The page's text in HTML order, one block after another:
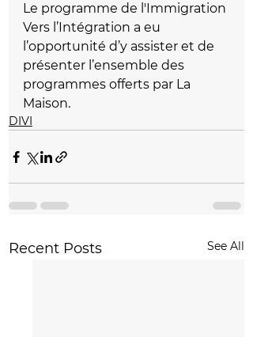
Le programme de l'Immigration
Vers l’Intégration a eu
l’opportunité d’y assister et de
présenter l’ensemble des
programmes offerts par La
Maison.
DIVI
Recent Posts See All